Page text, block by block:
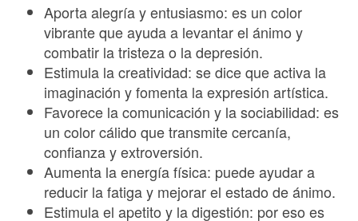
Aporta alegría y entusiasmo: es un color
vibrante que ayuda a levantar el ánimo y
combatir la tristeza o la depresión.
Estimula la creatividad: se dice que activa la
imaginación y fomenta la expresión artística.
Favorece la comunicación y la sociabilidad: es
un color cálido que transmite cercanía,
confianza y extroversión.
Aumenta la energía física: puede ayudar a
reducir la fatiga y mejorar el estado de ánimo.
Estimula el apetito y la digestión: por eso es